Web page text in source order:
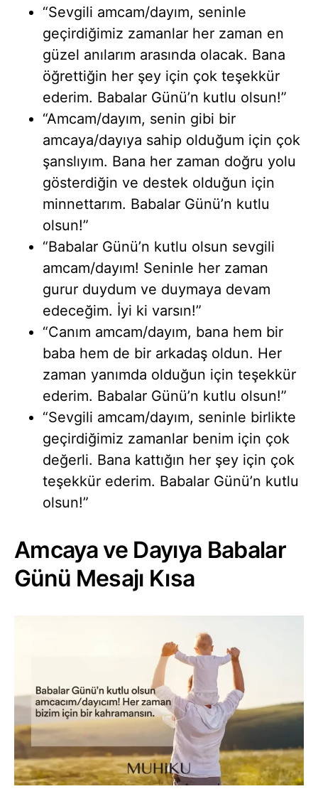
“Sevgili amcam/dayım, seninle
geçirdiğimiz zamanlar her zaman en
güzel anılarım arasında olacak. Bana
öğrettiğin her şey için çok teşekkür
ederim. Babalar Günü’n kutlu olsun!”
“Amcam/dayım, senin gibi bir
amcaya/dayıya sahip olduğum için çok
şanslıyım. Bana her zaman doğru yolu
gösterdiğin ve destek olduğun için
minnettarım. Babalar Günü’n kutlu
olsun!”
“Babalar Günü’n kutlu olsun sevgili
amcam/dayım! Seninle her zaman
gurur duydum ve duymaya devam
edeceğim. İyi ki varsın!”
“Canım amcam/dayım, bana hem bir
baba hem de bir arkadaş oldun. Her
zaman yanımda olduğun için teşekkür
ederim. Babalar Günü’n kutlu olsun!”
“Sevgili amcam/dayım, seninle birlikte
geçirdiğimiz zamanlar benim için çok
değerli. Bana kattığın her şey için çok
teşekkür ederim. Babalar Günü’n kutlu
olsun!”
Amcaya ve Dayıya Babalar
Günü Mesajı Kısa